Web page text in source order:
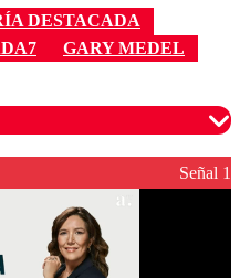
DESTACADA
GARY MEDEL
para garantizar un
Señal 1